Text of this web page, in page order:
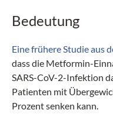
Bedeutung
Eine frühere Studie aus
dass die Metformin-
SARS-CoV-2-Infektion
Patienten mit
Prozent senken kann.